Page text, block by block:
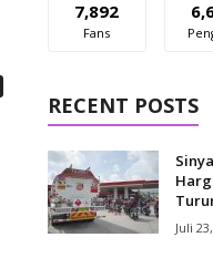
7,892
Fans
RECENT POSTS
Juli